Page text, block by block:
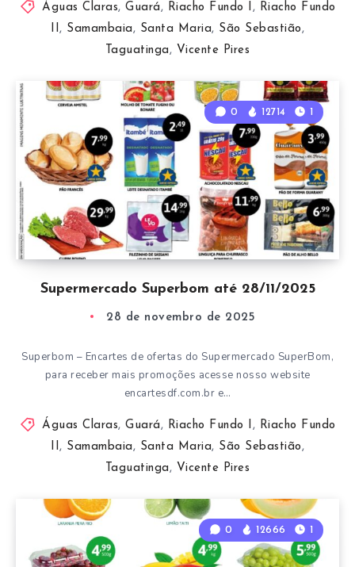
Águas Claras, Guará , Riacho Fundo I , Riacho Fundo
, Samambaia , Santa Maria, São Sebastião ,
Taguatinga , Vicente Pires
Supermercado Superbom até 28/11/2025
0 12714 1
28 de novembro de 2025
Superbom – Encartes de ofertas do Supermercado SuperBom,
para receber mais promoções acesse nosso website
encartesdf.com.br e…
Águas Claras, Guará , Riacho Fundo I , Riacho Fundo
, Samambaia , Santa Maria, São Sebastião ,
Taguatinga , Vicente Pires
0 12666 1